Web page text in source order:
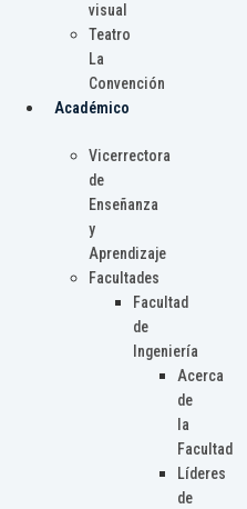
visual
Teatro
La
Convención
Académico
Vicerrectora
de
Enseñanza
y
Aprendizaje
Facultades
Facultad
de
Ingeniería
Acerca
de
la
Facultad
Líderes
de